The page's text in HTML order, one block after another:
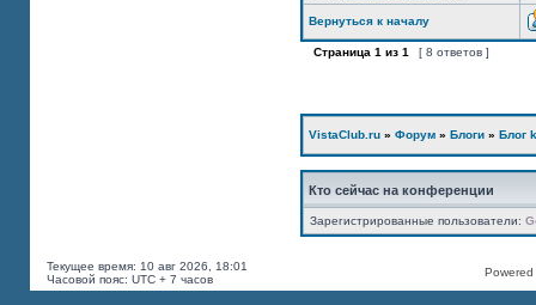
Вернуться к началу
Страница 1 из 1 [ 8 ответов ]
VistaClub.ru » Форум » Блоги » Блог
Кто сейчас на конференции
Зарегистрированные пользователи:
Текущее время: 10 авг 2026, 18:01
Часовой пояс: UTC + 7 часов